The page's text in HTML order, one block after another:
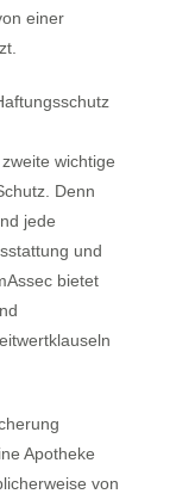
einer
wichtige
Denn
jede
und
bietet
Apotheke
von